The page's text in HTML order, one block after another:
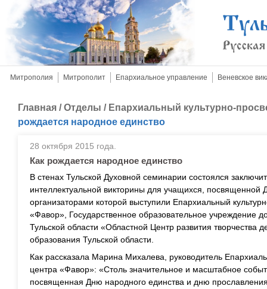
Митрополия Митрополит Епархиальное управление Веневское
Главная /Отделы / Епархиальный культурно-
рождается народное единство
28 октября 2015 года.
Как рождается народное единство
В стенах Тульской Духовной семинарии состоялся
интеллектуальной викторины для учащихся, посвященной
организаторами которой выступили Епархиальный
«Фавор», Государственное образовательное учреждение
Тульской области «Областной Центр развития творчества
образования Тульской области.
Как рассказала Марина Михалева, руководитель
центра «Фавор»: «Столь значительное и масштабное
посвященная Дню народного единства и дню